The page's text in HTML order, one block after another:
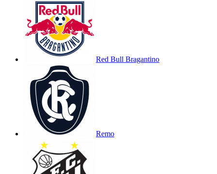
Red Bull Bragantino
Remo